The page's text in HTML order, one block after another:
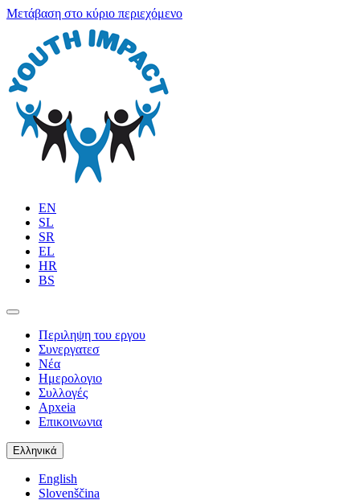
Μετάβαση στο κύριο περιεχόμενο
EN
SL
SR
EL
HR
BS
Περιληψη του εργου
Συνεργατεσ
Νέα
Ημερολογιο
Συλλογές
Apxeia
Επικοινωνια
Ελληνικά
English
Slovenščina